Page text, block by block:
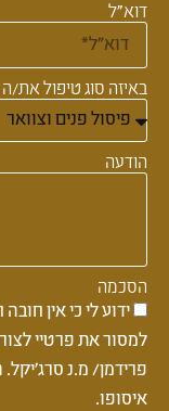
דוא"ל
באיזה סוג טיפול את/ה
הודעה
הסכמה
ידוע לי כי אין
למסור את פרטיי
פרידמן/ מ.נ
איסופו.